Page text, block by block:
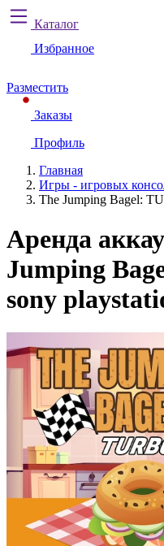
Каталог
Избранное
Разместить
Заказы
Профиль
Главная
Игры - игровых
The Jumping Bagel:
Аренда
Jumping
sony